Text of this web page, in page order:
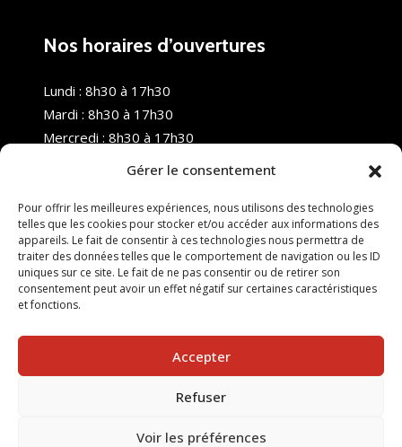
Gérer le consentement
Pour offrir les meilleures expériences, nous utilisons des technologies
telles que les cookies pour stocker et/ou accéder aux informations des
appareils. Le fait de consentir à ces technologies nous permettra de
traiter des données telles que le comportement de navigation ou les ID
uniques sur ce site. Le fait de ne pas consentir ou de retirer son
consentement peut avoir un effet négatif sur certaines caractéristiques
et fonctions.
Accepter
Refuser
Voir les préférences
Nos horaires d’ouvertures
Lundi : 8h30 à 17h30
Mardi : 8h30 à 17h30
Mercredi : 8h30 à 17h30
Samedi : Fermé
Dimanche : Fermé
© 2025 Nouvel R Formation - TOUS DROITS RÉSERVÉS -
SITE RÉALISÉ PAR :INGÉNIERIE TECH